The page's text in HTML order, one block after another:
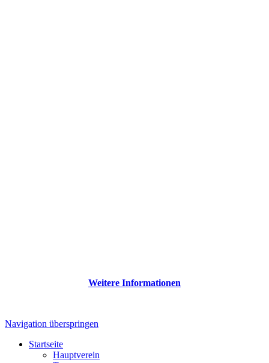
Weitere Informationen
Navigation überspringen
Startseite
Hauptverein